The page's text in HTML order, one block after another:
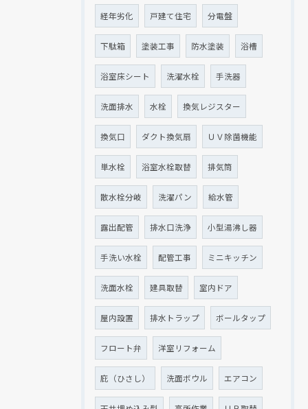
経年劣化 戸建て住宅 分電盤
下駄箱 塗装工事 防水塗装 浴槽
浴室床シート 洗濯水栓 手洗器
洗面排水 水栓 換気レジスター
換気口 ダクト換気扇 ＵＶ除菌機能
単水栓 浴室水栓取替 排気筒
散水栓分岐 洗濯パン 給水管
露出配管 排水口洗浄 小型湯沸し器
手洗い水栓 配管工事 ミニキッチン
洗面水栓 建具取替 室内ドア
屋内設置 排水トラップ ボールタップ
フロート弁 洋室リフォーム
庇（ひさし） 洗面ボウル エアコン